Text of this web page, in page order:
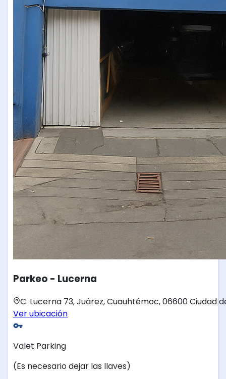
Parkeo - Lucerna
C. Lucerna 73, Juárez, Cuauhtémoc, 06600 Ciudad
Ver ubicación
Valet Parking
(Es necesario dejar las llaves)